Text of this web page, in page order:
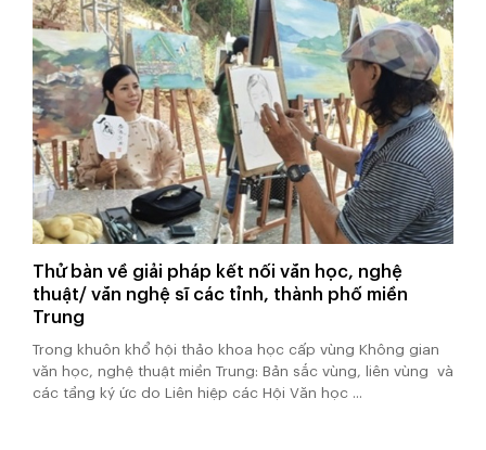
Thử bàn về giải pháp kết nối văn học, nghệ
thuật/ văn nghệ sĩ các tỉnh, thành phố miền
Trung
Trong khuôn khổ hội thảo khoa học cấp vùng Không gian
văn học, nghệ thuật miền Trung: Bản sắc vùng, liên vùng và
các tầng ký ức do Liên hiệp các Hội Văn học ...